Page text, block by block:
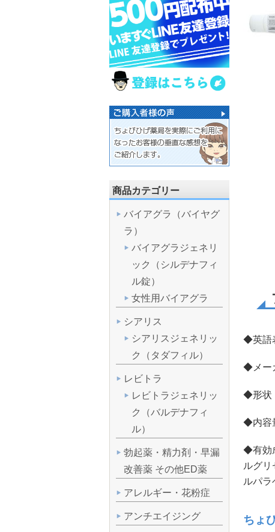
◆英語
◆メー
◆形状
◆内容
◆有効
ルグ
ルパ
ちょ
商品カテゴリー
バイアグラ（バイヤグ
ラ）
バイアグラジェネリ
ック（シルデナフィ
ル錠）
女性用バイアグラ
シアリス
シアリスジェネリッ
ク（タダフィル）
レビトラ
レビトラジェネリッ
ク（バルデナフィ
ル）
勃起薬・精力剤・早漏
改善薬 その他ED薬
アレルギー・花粉症
アンチエイジング